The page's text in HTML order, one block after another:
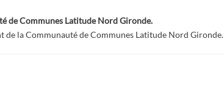
de Communes Latitude Nord Gironde.
de la Communauté de Communes Latitude Nord Gironde.